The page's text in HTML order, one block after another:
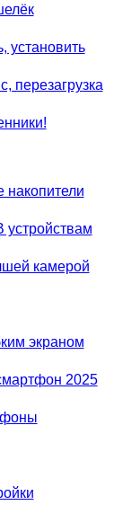
установить
перезагрузка
накопители
камерой
экраном
2025